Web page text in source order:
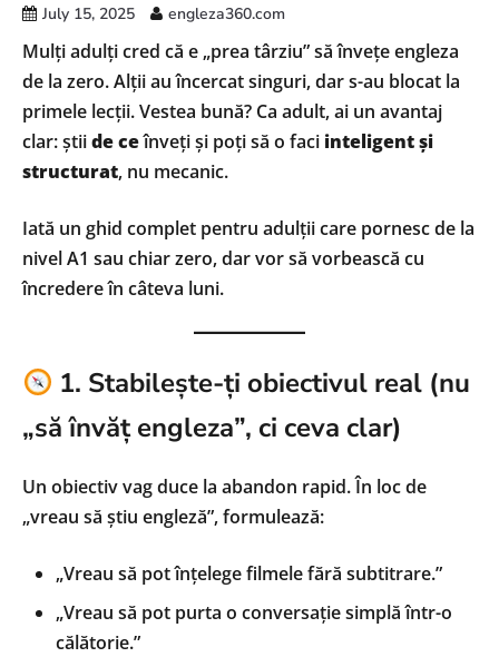
July 15, 2025 engleza360.com
Mulți adulți cred că e „prea târziu” să învețe engleza
de la zero. Alții au încercat singuri, dar s-au blocat la
primele lecții. Vestea bună? Ca adult, ai un avantaj
clar: știide ceînveți și poți să o faci inteligent și
structurat, nu mecanic.
Iată un ghid complet pentru adulții care pornesc de la
nivel A1 sau chiar zero, dar vor să vorbească cu
încredere în câteva luni.
1. Stabilește-ți obiectivul real (nu
„să învăț engleza”, ci ceva clar)
Un obiectiv vag duce la abandon rapid. În loc de
„vreau să știu engleză”, formulează:
„Vreau să pot înțelege filmele fără subtitrare.”
„Vreau să pot purta o conversație simplă într-o
călătorie.”